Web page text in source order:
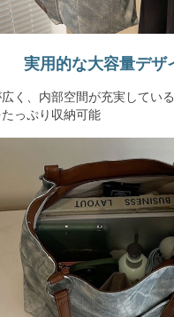
実用的な大容量デザ
く、内部空間が充実してい
っぷり収納可能